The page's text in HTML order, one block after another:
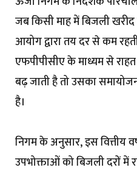
जब किसी माह में बिजली
आयोग द्वारा तय दर से कम
एफपीपीसीए के माध्यम से
बढ़ जाती है तो उसका
है।
निगम के अनुसार, इस वित्तीय
उपभोक्ताओं को बिजली दरों में